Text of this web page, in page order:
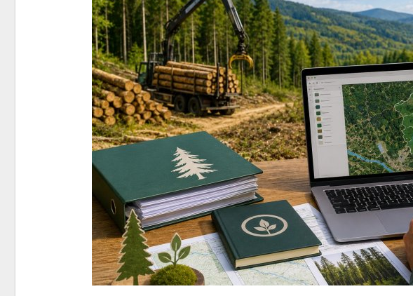
меняет
по всему
Авг 6, 2026
В Австралии
стоимость
солнечных
бизнеса
Авг 6, 2026
Москвариум
летие
фестивалем
Авг 5, 2026
В Кении
проверяют по
терроризме
Авг 5, 2026